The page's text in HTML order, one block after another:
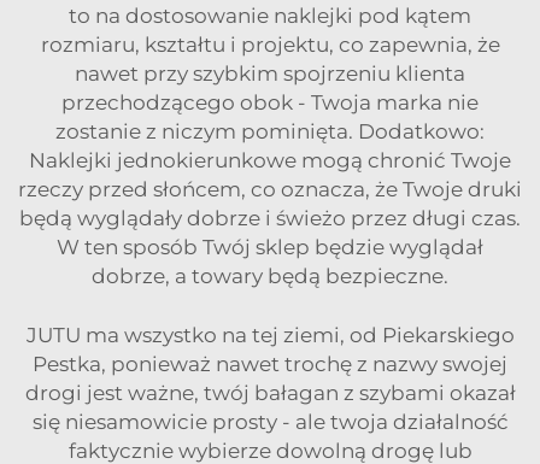
to na dostosowanie naklejki pod kątem
rozmiaru, kształtu i projektu, co zapewnia, że
nawet przy szybkim spojrzeniu klienta
przechodzącego obok - Twoja marka nie
zostanie z niczym pominięta. Dodatkowo:
Naklejki jednokierunkowe mogą chronić Twoje
rzeczy przed słońcem, co oznacza, że Twoje druki
będą wyglądały dobrze i świeżo przez długi czas.
W ten sposób Twój sklep będzie wyglądał
dobrze, a towary będą bezpieczne.
JUTU ma wszystko na tej ziemi, od Piekarskiego
Pestka, ponieważ nawet trochę z nazwy swojej
drogi jest ważne, twój bałagan z szybami okazał
się niesamowicie prosty - ale twoja działalność
faktycznie wybierze dowolną drogę lub